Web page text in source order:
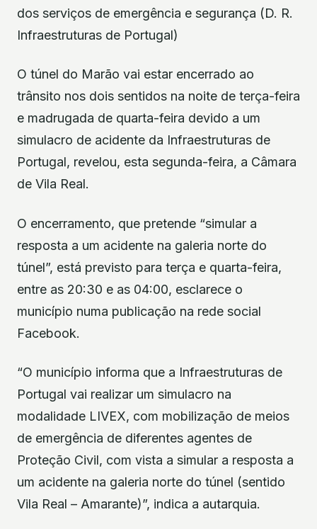
dos serviços de emergência e segurança (D. R.
Infraestruturas de Portugal)
O túnel do Marão vai estar encerrado ao
trânsito nos dois sentidos na noite de terça-feira
e madrugada de quarta-feira devido a um
simulacro de acidente da Infraestruturas de
Portugal, revelou, esta segunda-feira, a Câmara
de Vila Real.
O encerramento, que pretende “simular a
resposta a um acidente na galeria norte do
túnel”, está previsto para terça e quarta-feira,
entre as 20:30 e as 04:00, esclarece o
município numa publicação na rede social
Facebook.
“O município informa que a Infraestruturas de
Portugal vai realizar um simulacro na
modalidade LIVEX, com mobilização de meios
de emergência de diferentes agentes de
Proteção Civil, com vista a simular a resposta a
um acidente na galeria norte do túnel (sentido
Vila Real – Amarante)”, indica a autarquia.